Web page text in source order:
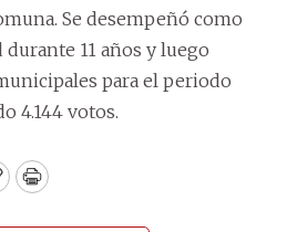
Se desempeñó como
11 años y luego
para el periodo
4.144 votos.
Print